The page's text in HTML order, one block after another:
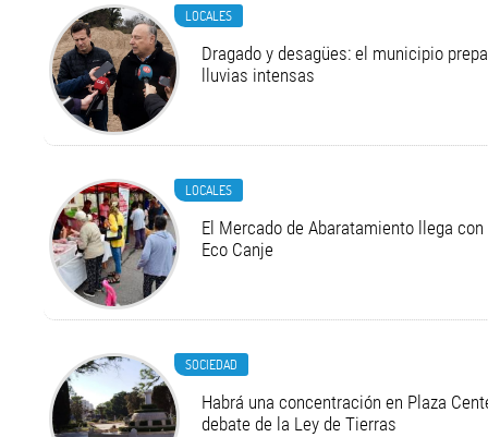
LOCALES
Dragado y desagües: el municipio
lluvias intensas
LOCALES
El Mercado de Abaratamiento llega
Eco Canje
SOCIEDAD
Habrá una concentración en Plaza
debate de la Ley de Tierras